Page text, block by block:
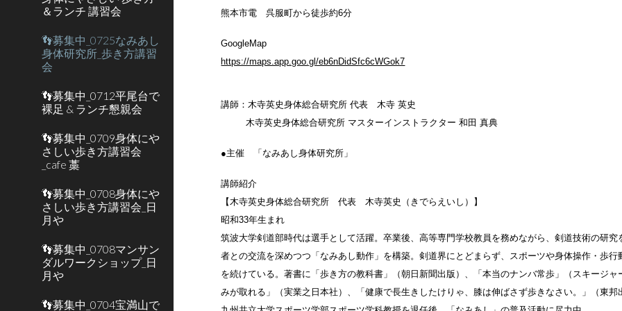
＆ランチ 講習会
👣募集中_0725なみあし
身体研究所_歩き方講習
会
👣募集中_0712平尾台で
裸足 & ランチ懇親会
👣募集中_0709身体にや
さしい歩き方講習会
_cafe 藁
👣募集中_0708身体にや
さしい歩き方講習会_日
月や
👣募集中_0708マンサン
ダルワークショップ_日
月や
👣募集中_0704宝満山で
熊本市電 呉服町から徒歩約6分
GoogleMap
https://maps.app.goo.gl/eb6nDidSfc6cWGok7
講師：木寺英史身体総合研究所 代表 木寺 英史
木寺英史身体総合研究所 マスターインストラクター 和田 真典
●主催 「なみあし身体研究所」
講師紹介
【木寺英史身体総合研究所 代表 木寺英史（きでらえいし）】
昭和33年生まれ
筑波大学剣道部時代は選手として活躍。卒業後、高等専門学校教員を務めながら、剣道技術の研
者との交流を深めつつ「なみあし動作」を構築。剣道界にとどまらず、スポーツや身体操作・歩
を続けている。著書に「歩き方の教科書」（朝日新聞出版）、「本当のナンバ常歩」（スキージ
みが取れる」（実業之日本社）、「健康で長生きしたけりゃ、膝は伸ばさず歩きなさい。」（東邦